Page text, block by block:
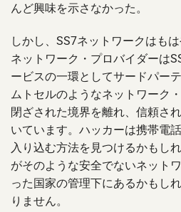
んど興味を示さなかった。
しかし、SS7ネットワークはも
ネットワーク・プロバイダーは
ービスの一環としてサードパー
ムトセルのようなネットワーク
閉ざされた境界を離れ、信頼さ
いています。ハッカーは携帯電
入り込む方法を見つけるかもし
がそのような安全でないネット
った国家の管理下にあるかもし
りません。